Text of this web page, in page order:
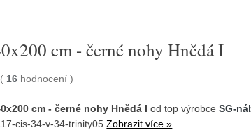
cm - černé nohy Hnědá I
( 16 hodnocení)
cm - černé nohy Hnědá I od top výrobceSG-
cis-34-v-34-trinity05Zobrazit více »